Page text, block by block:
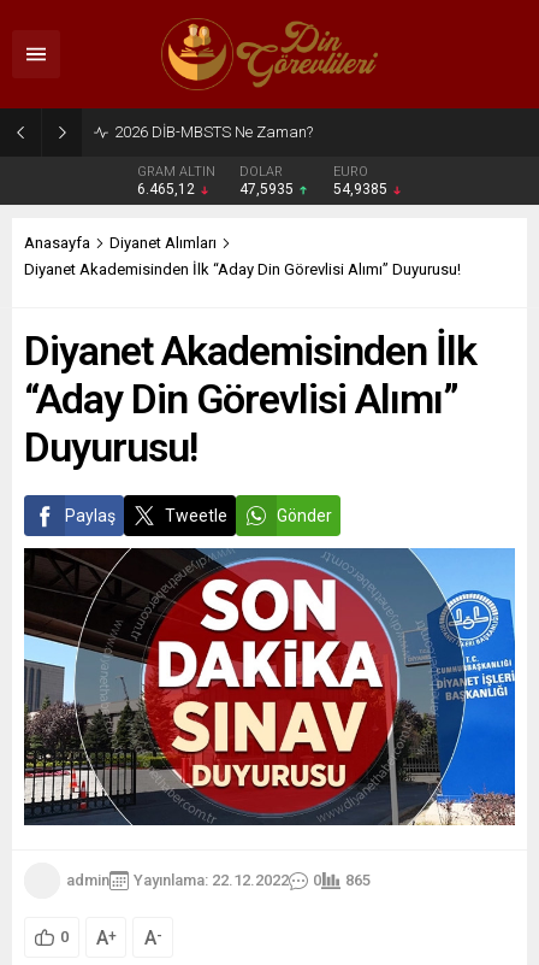
2026 DİB-MBSTS Ne Zaman?
GRAM ALTIN
6.465,12
DOLAR
47,5935
EURO
54,9385
Anasayfa
Diyanet Alımları
Diyanet Akademisinden İlk “Aday Din Görevlisi Alımı” Duyurusu!
Diyanet Akademisinden İlk
“Aday Din Görevlisi Alımı”
Duyurusu!
Paylaş Tweetle Gönder
admin Yayınlama: 22.12.2022 0 865
0 A+ A-